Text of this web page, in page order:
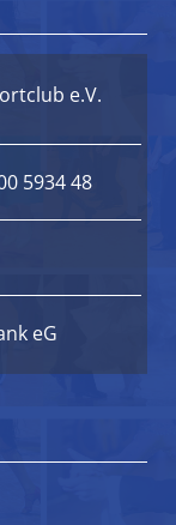
e.V.
5934 48
eG